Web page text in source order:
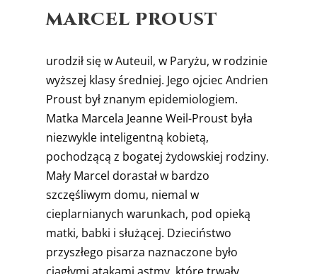
MARCEL PROUST
urodził się w Auteuil, w Paryżu, w rodzinie
wyższej klasy średniej. Jego ojciec Andrien
Proust był znanym epidemiologiem.
Matka Marcela Jeanne Weil-Proust była
niezwykle inteligentną kobietą,
pochodzącą z bogatej żydowskiej rodziny.
Mały Marcel dorastał w bardzo
szczęśliwym domu, niemal w
cieplarnianych warunkach, pod opieką
matki, babki i służącej. Dzieciństwo
przyszłego pisarza naznaczone było